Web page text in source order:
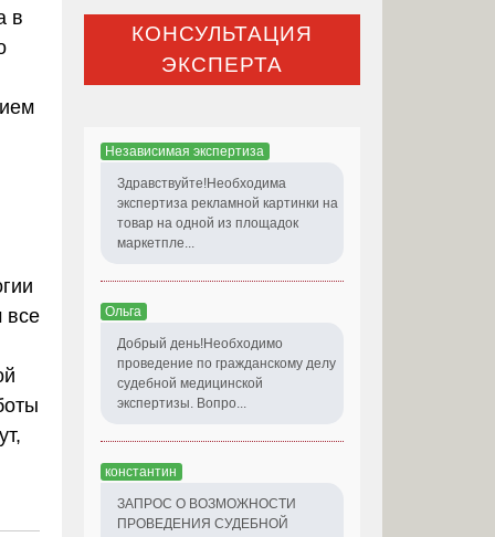
в
все
КОНСУЛЬТАЦИЯ
ЭКСПЕРТА
Независимая экспертиза
Здравствуйте!Необходима
экспертиза рекламной картинки на
товар на одной из площадок
маркетпле...
Ольга
Добрый день!Необходимо
проведение по гражданскому делу
судебной медицинской
экспертизы. Вопро...
константин
ЗАПРОС О ВОЗМОЖНОСТИ
ПРОВЕДЕНИЯ СУДЕБНОЙ